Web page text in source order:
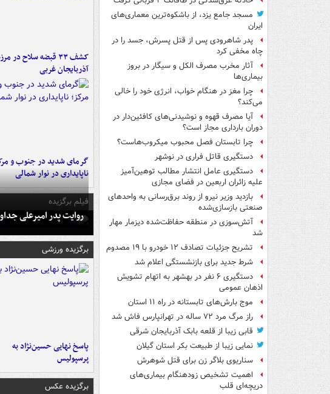
مسجد جامع یزد، از باشکوه‌ترین معماری‌های
ایران
پدر شاهرودی پس از قتل پسرش، جسد را در
چاه مخفی کرد
آثار مخرب مصرف الکل و سیگار در بروز
بیماری‌ها
چرا مغز در هنگام خواب، انرژی خود را خالی
می‌کند؟
آیا مصرف قهوه و نوشیدنی‌های کافئین‌دار در
دوران بارداری مجاز است؟
چرا تابستان فصل محبوب میکروب‌هاست؟
دستگیری قاتل فراری در نوشهر
دستگیری عامل انتشار مطالب توهین‌آمیز
علیه زائران اربعین در فضای مجازی
بازدید وزیر نیرو از روند برق‌رسانی به واحدهای
صنعتی بازسازی‌شده
آتش‌سوزی در منطقه حفاظت‌شده دیزمار مهار
شد
تشریح جزئیات تصادف ۱۲ خودرو با ۱۹ مصدوم
شرط جدید برای بازنشستگی اعلام شد
دستگیری ۶ نفر در بهشهر به اتهام تشویش
اذهان عمومی
موج بارش‌های تابستانه در راه ۱۱ استان
راز مرگ مرد ۷۲ ساله در تهرانپارس فاش شد
قابی زیبا از قلعه بابک آذربایجان شرقی
نمایی زیبا از طبیعت بکر استان گیلان
سناریوی بلاگر زن برای قتل شوهرش
اهمیت تشخیص زودهنگام بیماری‌های
دریچه‌ای قلب
کشف ۳۳ قبضه سلاح در
آذربایجان غربی
گرمای شدید در جنوب و
ناپایداری در نوار شمالی
فیلم برگزیده
روایت پدر امیرعلی
برگزیده ورزشی
پاسخ نهایی حسین‌نژاد به
پرسپولیس
برگزیده عکس